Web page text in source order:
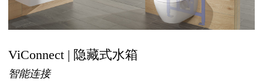
ViConnect | 隐藏式水箱
智能连接